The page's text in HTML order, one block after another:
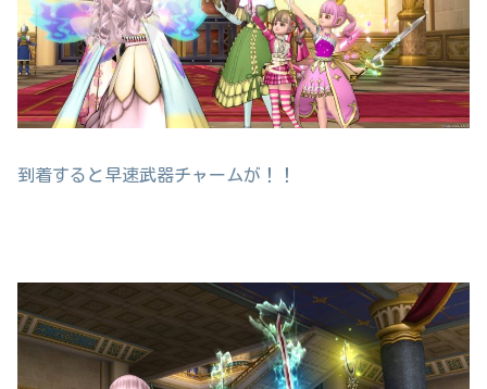
到着すると早速武器チャームが！！